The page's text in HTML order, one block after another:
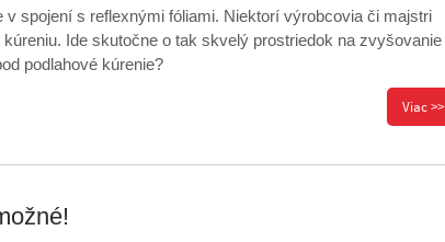
v spojení s reflexnými fóliami. Niektorí výrobcovia či majstri
Ide skutočne o tak skvelý prostriedok na zvyšovanie
podlahové kúrenie?
Viac >>